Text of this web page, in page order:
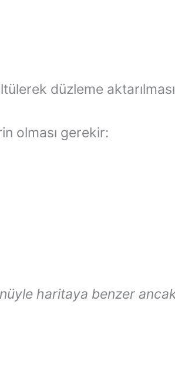
düzleme
olması gerekir:
haritaya benzer